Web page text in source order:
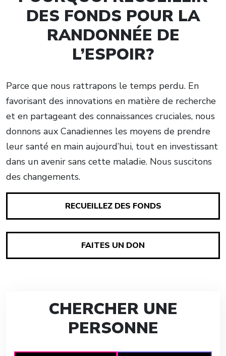
DES FONDS POUR LA
RANDONNÉE DE
L’ESPOIR?
Parce que nous rattrapons le temps perdu. En
favorisant des innovations en matière de recherche
et en partageant des connaissances cruciales, nous
donnons aux Canadiennes les moyens de prendre
leur santé en main aujourd’hui, tout en investissant
dans un avenir sans cette maladie. Nous suscitons
des changements.
RECUEILLEZ DES FONDS
FAITES UN DON
CHERCHER UNE
PERSONNE